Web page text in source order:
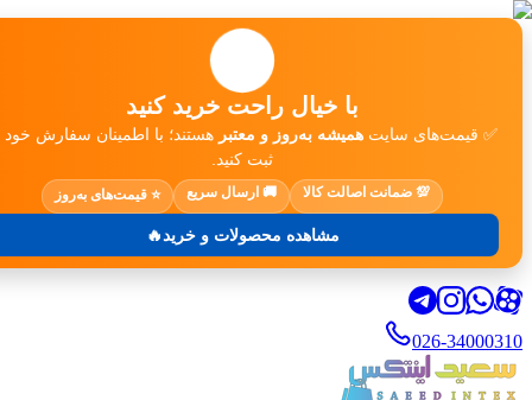
با خیال راحت خرید کنید
✅ قیمت‌های سایت همیشه به‌روز و معتبر هستند؛ با اطمینان سفارش خود
ثبت کنید.
💯 ضمانت اصالت کالا 🚚 ارسال سریع ⭐ قیمت‌های به‌روز
مشاهده محصولات و خرید🔥
026-34000310